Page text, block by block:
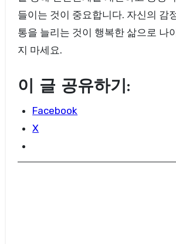
들이는 것이 중요합니다. 자신의 감
통을 늘리는 것이 행복한 삶으로 나
지 마세요.
이 글 공유하기:
Facebook
X